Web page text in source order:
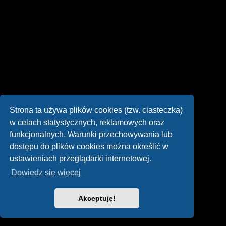
Strona ta używa plików cookies (tzw. ciasteczka)
w celach statystycznych, reklamowych oraz
funkcjonalnych. Warunki przechowywania lub
dostępu do plików cookies można określić w
ustawieniach przeglądarki internetowej.
Dowiedz się więcej
Akceptuję!